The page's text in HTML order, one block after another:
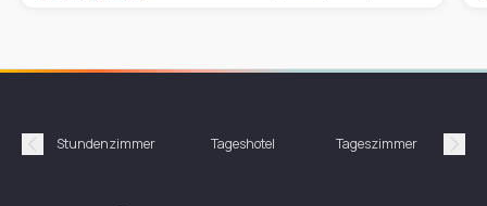
Précédent
Stundenzimmer Tageshotel Tageszimmer